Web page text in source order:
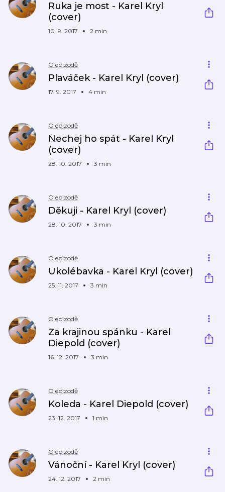
Ruka je most - Karel Kryl
(cover)
10. 9. 2017 2 min
O epizodě
Plaváček - Karel Kryl (cover)
17. 9. 2017 4 min
O epizodě
Nechej ho spát - Karel Kryl
(cover)
28. 10. 2017 3 min
O epizodě
Děkuji - Karel Kryl (cover)
28. 10. 2017 3 min
O epizodě
Ukolébavka - Karel Kryl (cover)
25. 11. 2017 3 min
O epizodě
Za krajinou spánku - Karel
Diepold (cover)
16. 12. 2017 3 min
O epizodě
Koleda - Karel Diepold (cover)
23. 12. 2017 1 min
O epizodě
Vánoční - Karel Kryl (cover)
24. 12. 2017 2 min